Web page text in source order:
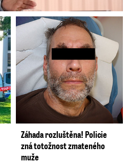
Záhada rozluštěna! Policie
zná totožnost zmateného
muže